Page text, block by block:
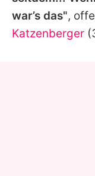
war’s das",
Katzenberger